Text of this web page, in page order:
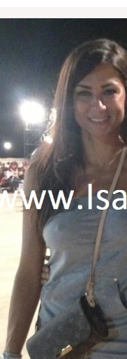
avvistata nei giorni
DI CAMPO ' Sono stati
forse alla [']